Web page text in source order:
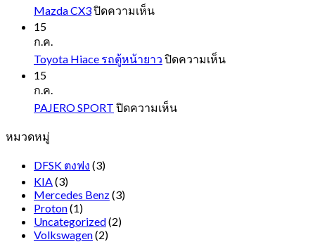
Mazda CX3ปิดความเห็นบน
15
ก.ค.
Toyota Hiace รถตู้หน้ายาว ปิดความเห็นบน
15
ก.ค.
PAJERO SPORT ปิดความเห็นบน
หมวดหมู่
DFSK ตงฟง (3)
KIA(3)
Mercedes Benz(3)
Proton(1)
Uncategorized(2)
Volkswagen(2)